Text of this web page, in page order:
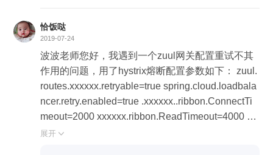
恰饭哒
2019-07-24
波波老师您好，我遇到一个zuul网关配置重试不其
作用的问题，用了hystrix熔断配置参数如下： zuul.
routes.xxxxxx.retryable=true spring.cloud.loadbala
ncer.retry.enabled=true .xxxxxx..ribbon.ConnectTi
meout=2000 xxxxxx.ribbon.ReadTimeout=4000 xx
xxxx.ribbon.MaxTotalHttpConnections=4000 xxxxx
展开 